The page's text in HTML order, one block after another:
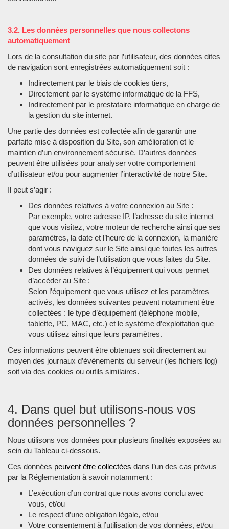
3.2. Les données personnelles que nous collectons
automatiquement
Lors de la consultation du site par l’utilisateur, des données dites
de navigation sont enregistrées automatiquement soit :
Indirectement par le biais de cookies tiers,
Directement par le système informatique de la FFS,
Indirectement par le prestataire informatique en charge de
la gestion du site internet.
Une partie des données est collectée afin de garantir une
parfaite mise à disposition du Site, son amélioration et le
maintien d’un environnement sécurisé. D’autres données
peuvent être utilisées pour analyser votre comportement
d’utilisateur et/ou pour augmenter l’interactivité de notre Site.
Il peut s’agir :
Des données relatives à votre connexion au Site :
Par exemple, votre adresse IP, l’adresse du site internet
que vous visitez, votre moteur de recherche ainsi que ses
paramètres, la date et l’heure de la connexion, la manière
dont vous naviguez sur le Site ainsi que toutes les autres
données de suivi de l’utilisation que vous faites du Site.
Des données relatives à l’équipement qui vous permet
d’accéder au Site :
Selon l’équipement que vous utilisez et les paramètres
activés, les données suivantes peuvent notamment être
collectées : le type d’équipement (téléphone mobile,
tablette, PC, MAC, etc.) et le système d’exploitation que
vous utilisez ainsi que leurs paramètres.
Ces informations peuvent être obtenues soit directement au
moyen des journaux d’évènements du serveur (les fichiers log)
soit via des cookies ou outils similaires.
4. Dans quel but utilisons-nous vos
données personnelles ?
Nous utilisons vos données pour plusieurs finalités exposées au
sein du Tableau ci-dessous.
Ces données peuvent être collectées dans l’un des cas prévus
par la Réglementation à savoir notamment :
L’exécution d’un contrat que nous avons conclu avec
vous, et/ou
Le respect d’une obligation légale, et/ou
Votre consentement à l’utilisation de vos données, et/ou